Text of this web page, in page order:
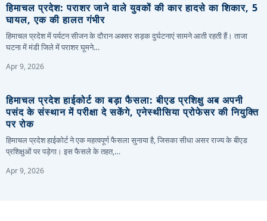
हिमाचल प्रदेश: पराशर जाने वाले युवकों की कार हादसे का शिकार, 5
घायल, एक की हालत गंभीर
हिमाचल प्रदेश में पर्यटन सीजन के दौरान अक्सर सड़क दुर्घटनाएं सामने आती रहती हैं। ताजा
घटना में मंडी जिले में पराशर घूमने…
Apr 9, 2026
हिमाचल प्रदेश हाईकोर्ट का बड़ा फैसला: बीएड प्रशिक्षु अब अपनी
पसंद के संस्थान में परीक्षा दे सकेंगे, एनेस्थीसिया प्रोफेसर की नियुक्ति
पर रोक
हिमाचल प्रदेश हाईकोर्ट ने एक महत्वपूर्ण फैसला सुनाया है, जिसका सीधा असर राज्य के बीएड
प्रशिक्षुओं पर पड़ेगा। इस फैसले के तहत,…
Apr 9, 2026